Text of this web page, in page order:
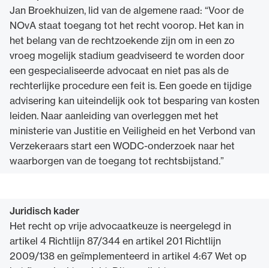
Jan Broekhuizen, lid van de algemene raad: “Voor de
NOvA staat toegang tot het recht voorop. Het kan in
het belang van de rechtzoekende zijn om in een zo
vroeg mogelijk stadium geadviseerd te worden door
een gespecialiseerde advocaat en niet pas als de
rechterlijke procedure een feit is. Een goede en tijdige
advisering kan uiteindelijk ook tot besparing van kosten
leiden. Naar aanleiding van overleggen met het
ministerie van Justitie en Veiligheid en het Verbond van
Verzekeraars start een WODC-onderzoek naar het
waarborgen van de toegang tot rechtsbijstand.”
Juridisch kader
Het recht op vrije advocaatkeuze is neergelegd in
artikel 4 Richtlijn 87/344 en artikel 201 Richtlijn
2009/138 en geïmplementeerd in artikel 4:67 Wet op